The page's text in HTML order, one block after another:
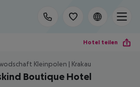
Hotel teilen
Kleinpolen | Krakau
Boutique Hotel